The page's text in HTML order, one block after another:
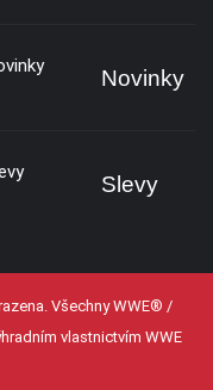
Novinky
Slevy
Všechny WWE® /
vlastnictvím WWE